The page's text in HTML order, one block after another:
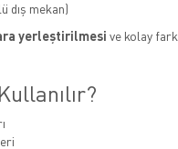
dış mekan)
yerleştirilmesi ve kolay fark